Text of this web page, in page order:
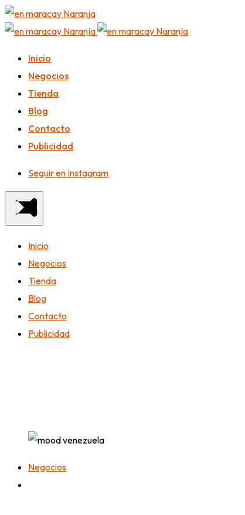
Inicio
Negocios
Tienda
Blog
Contacto
Publicidad
Seguir en Instagram
Inicio
Negocios
Tienda
Blog
Contacto
Publicidad
Negocios